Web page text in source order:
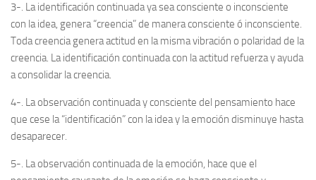
3-. La identificación continuada ya sea consciente o inconsciente
con la idea, genera “creencia” de manera consciente ó inconsciente.
Toda creencia genera actitud en la misma vibración o polaridad de la
creencia. La identificación continuada con la actitud refuerza y ayuda
a consolidar la creencia.
4-. La observación continuada y consciente del pensamiento hace
que cese la “identificación” con la idea y la emoción disminuye hasta
desaparecer.
5-. La observación continuada de la emoción, hace que el